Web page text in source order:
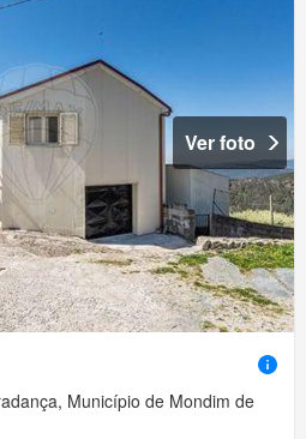
Ver foto
Município de Mondim de